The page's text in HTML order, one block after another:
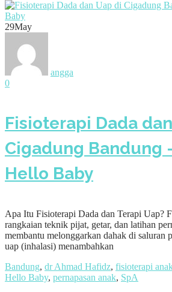
29May
angga
0
Fisioterapi Dada
Cigadung Bandung
Hello Baby
Apa Itu Fisioterapi Dada dan Terapi Uap?
rangkaian teknik pijat, getar, dan latihan
membantu melonggarkan dahak di saluran
uap (inhalasi) menambahkan
Bandung, dr Ahmad Hafidz, fisioterapi
Hello Baby, pernapasan anak, SpA